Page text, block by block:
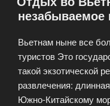
и
незабываемое
Вьетнам ныне все
туристов Это
такой экзотической
развлечения:
Южно-Китайскому